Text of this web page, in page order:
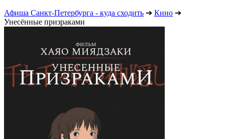
Афиша Санкт-Петербурга - куда сходить ➔ Кино ➔
Унесённые призраками